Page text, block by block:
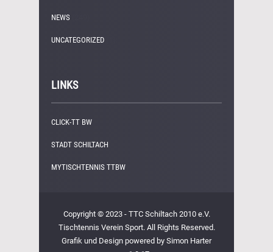
NEWS
UNCATEGORIZED
LINKS
CLICK-TT BW
STADT SCHILTACH
MYTISCHTENNIS TTBW
Copyright © 2023 - TTC Schiltach 2010 e.V.
Tischtennis Verein Sport. All Rights Reserved.
Grafik und Design powered by Simon Harter